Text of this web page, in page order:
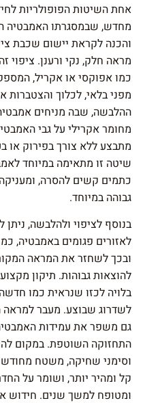
אחת השיטות הפופולריות
מחדש, שבמסגרתו האמבטיה
והכנה לקראת יישום שכבת
מראה חלק, נקי ורענן. ציפוי
כמו אפוקסי או אקריל,
מפני בלאי, לכלוך והצטברות
ההלבשה, שבה מניחים
מחומר אקרילי על גבי
מתבצע ללא צורך בפירוק או
שיטה זו מתאימה במיוחד
כתמים קשים להסרה,
גבוהה במיוחד.
בנוסף לציפוי ולהלבשה, ניתן
לאזורים פגומים באמבטיה,
ובכך לשחזר את המראה
להוצאות גבוהות. תיקון
בלויה לכזו שנראית כמו
לשדרוג שבוצע. מעבר
גם משפר את עמידות
התחזוקה השוטפת. במקום
וסימני שחיקה, משטח
קל ומהיר יותר, ושומר על
ומטופח למשך שנים. חידוש